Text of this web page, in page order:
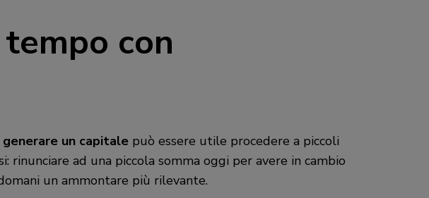
con
generare un capitale può essere utile procedere a piccoli
rinunciare ad una piccola somma oggi per avere in cambio
un ammontare più rilevante.